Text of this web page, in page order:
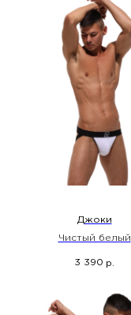
Джоки
Чистый белый
3 390 р.